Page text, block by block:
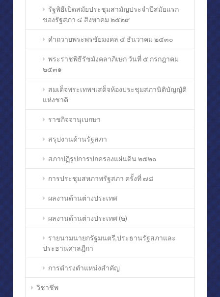
หลักสำคัญในการดำรงชีวิต (๑)
หลักสำคัญในการดำรงชีวิต (๒)
รัฐพิธีเปิดสมัยประชุมสามัญประจำปีสมัยแรก
ของรัฐสภา ๔ สิงหาคม ๒๕๒๙
คำถวายพระพรชัยมงคล ๕ ธันวาคม ๒๕๓๐
พระราชพิธีรัชมังคลาภิเษก วันที่ ๕ กรกฎาคม
๒๕๓๑
สมเด็จพระเทพฯเสด็จห้องประชุมสภานิติบัญญัติ
แห่งชาติ
ราชกิจจานุเบกษา
สรุปงานด้านรัฐสภา
สภาปฏิรูปการปกครองแผ่นดิน ๒๕๒๐
การประชุมสหภาพรัฐสภา ครั้งที่ ๗๘
ผลงานด้านต่างประเทศ
ผลงานด้านต่างประเทศ (๒)
รายนามนายกรัฐมนตรี,ประธานรัฐสภาและ
ประธานศาลฎีกา
การดำรงตำแหน่งสำคัญ
วิชาชีพ